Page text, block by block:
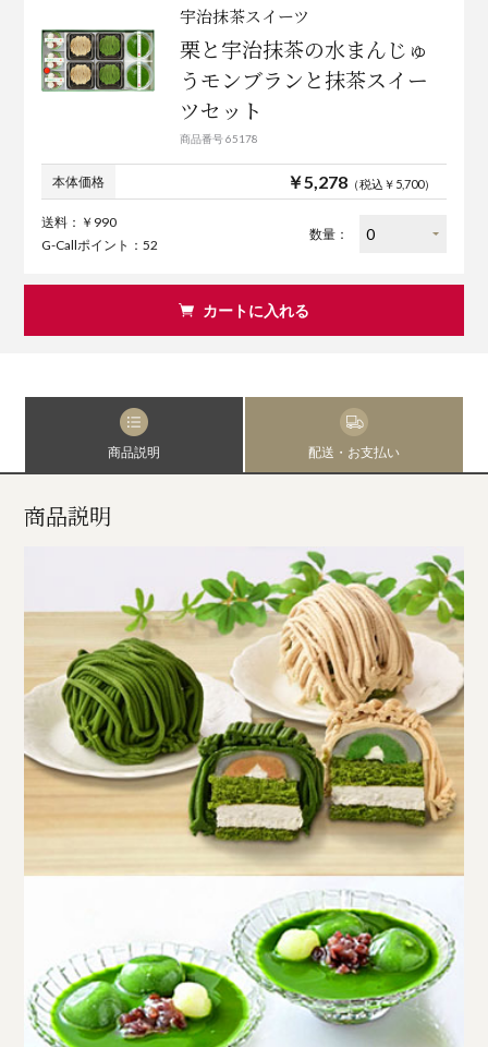
宇治抹茶スイーツ
栗と宇治抹茶の水まんじゅ
うモンブランと抹茶スイー
ツセット
商品番号 65178
本体価格 ￥5,278（税込￥5,700）
送料：￥990
G-Callポイント：52
数量：
カートに入れる
商品説明 配送・お支払い
商品説明